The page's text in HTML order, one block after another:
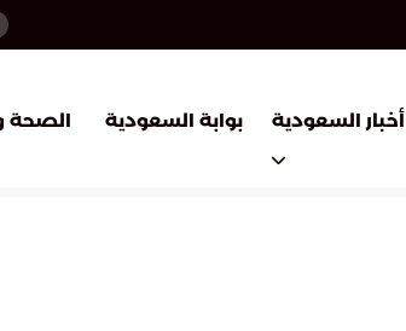
أخبار السعودية بوابة السعودية الصحة